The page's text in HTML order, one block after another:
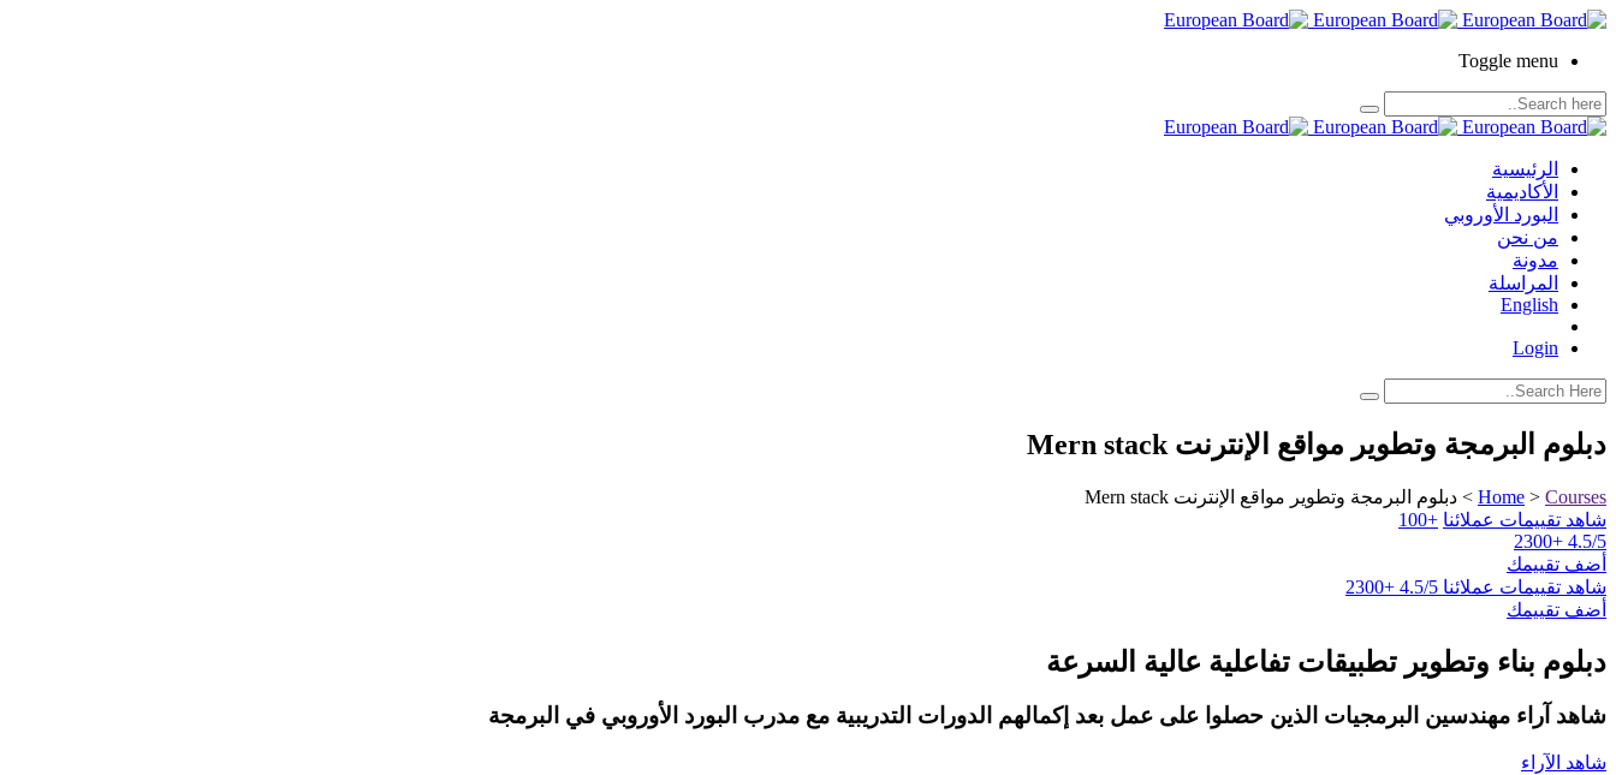
Toggle menu
الرئيسية
الأكاديمية
البورد الأوروبي
من نحن
مدونة
المراسلة
English
Login
دبلوم البرمجة وتطوير مواقع الإنترنت Mern stack
Home > Courses
> دبلوم البرمجة وتطوير مواقع الإنترنت Mern stack
شاهد تقييمات عملائنا +100
4.5/5
+2300
أضف تقييمك
شاهد تقييمات عملائنا 4.5/5
+2300
أضف تقييمك
دبلوم بناء وتطوير تطبيقات تفاعلية عالية السرعة
شاهد آراء مهندسين البرمجيات الذين حصلوا على عمل بعد إكمالهم الدورات التدريبية مع مدرب البورد الأوروبي في البرمجة
شاهد الآراء